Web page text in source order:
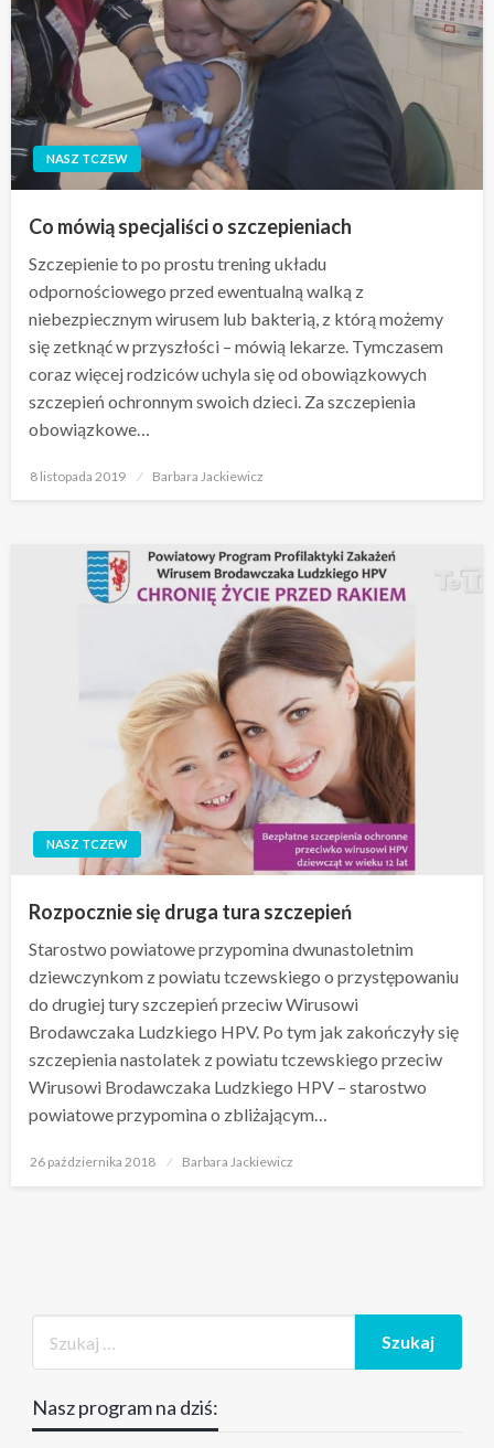
NASZ TCZEW
Co mówią specjaliści o szczepieniach
Szczepienie to po prostu trening układu
odpornościowego przed ewentualną walką z
niebezpiecznym wirusem lub bakterią, z którą możemy
się zetknąć w przyszłości – mówią lekarze. Tymczasem
coraz więcej rodziców uchyla się od obowiązkowych
szczepień ochronnym swoich dzieci. Za szczepienia
obowiązkowe…
Opublikowane
8 listopada 2019 Barbara Jackiewicz
NASZ TCZEW
Rozpocznie się druga tura szczepień
Starostwo powiatowe przypomina dwunastoletnim
dziewczynkom z powiatu tczewskiego o przystępowaniu
do drugiej tury szczepień przeciw Wirusowi
Brodawczaka Ludzkiego HPV. Po tym jak zakończyły się
szczepienia nastolatek z powiatu tczewskiego przeciw
Wirusowi Brodawczaka Ludzkiego HPV – starostwo
powiatowe przypomina o zbliżającym…
Opublikowane
26 października 2018 Barbara Jackiewicz
Nasz program na dziś: